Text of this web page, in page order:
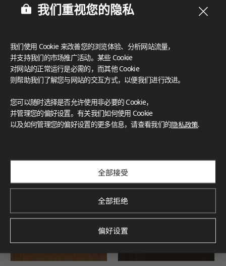
DOVE OAK JUPITER OAK
NEW
我们重视您的隐私
我们使用 Cookie 来改善您的浏览体验、分析网站流量，
并支持我们的市场推广活动。某些 Cookie
对网站的正常运行是必需的，而其他 Cookie
则帮助我们了解您与网站的交互方式，以便我们进行改进。
您可以随时选择是否允许使用非必要的 Cookie，
并管理您的偏好设置。有关我们如何使用 Cookie
以及如何管理您的偏好设置的更多信息，请查看我们的隐私政策.
全部接受
全部拒绝
偏好设置